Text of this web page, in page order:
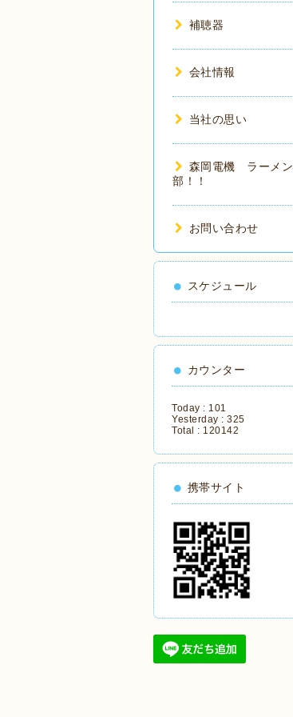
補聴器
会社情報
当社の思い
森岡電機 ラーメン
部！！
お問い合わせ
スケジュール
カウンター
Today : 101
Yesterday : 325
Total : 120142
携帯サイト